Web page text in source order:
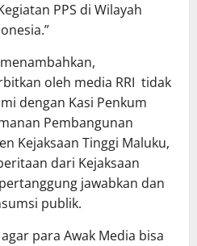
PPS di Wilayah
oleh media RRI tidak
dengan Kasi Penkum
Pembangunan
Kejaksaan Tinggi Maluku,
dari Kejaksaan
jawabkan dan
publik.
para Awak Media bisa